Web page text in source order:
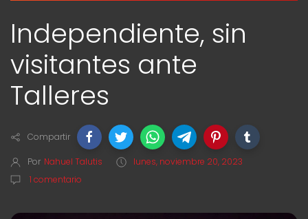
Independiente, sin
visitantes ante
Talleres
Compartir
Por Nahuel Talutis
lunes, noviembre 20, 2023
1 comentario